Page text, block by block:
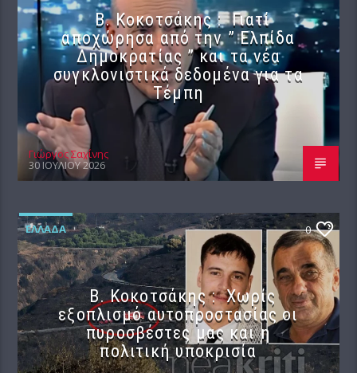
Β. Κοκοτσάκης : Γιατί
αποχώρησα από την ” Ελπίδα
Δημοκρατίας ” και τα νέα
συγκλονιστικά δεδομένα για τα
Τέμπη
Γιώργος Σαχίνης
30 ΙΟΥΛΊΟΥ 2026
ΕΛΛΆΔΑ 0
Β. Κοκοτσάκης : Χωρίς
εξοπλισμό αυτοπροστασίας οι
πυροσβέστες μας και η
πολιτική υποκρισία